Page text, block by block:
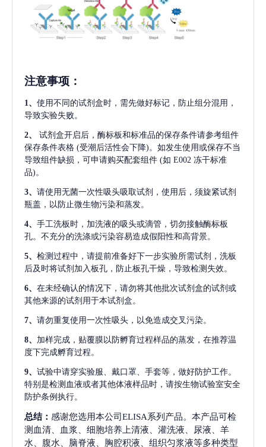
注意事项 ：
1、 使用不同的试剂盒时，需先做好标记，防止组分混用，
导致实验失败。
2、
试剂盒开启后，酶标板和标准品的保存条件请参考组件
保存条件表格 (受潮后活性会下降)。如发生使用或保存不当
导致组件缺损，可申请购买配套组件 (如 E002 冻干标准
品)。
3、 请使用无菌一次性吸头吸取试剂，使用后，须旋紧试剂
瓶盖，以防止微生物污染和蒸发。
4、 手工洗板时，加洗液的吸头或滴管，切勿接触酶标板
孔。不充分的洗涤或污染容易造成假阳性和高背景。
5、 检测过程中，请提前准备好下一步实验所需试剂，洗板
后及时将试剂加入板孔，防止板孔干燥，导致检测失效。
6、 在未经确认的情况下，请勿将其他批次试剂盒的试剂或
其他来源的试剂用于本试剂盒。
7、 请勿重复使用一次性吸头，以免造成交叉污染。
8、 加样完成，贴覆膜以防孵育过程样品的蒸发，在推荐温
度下完成孵育过程。
9、 试验中请穿实验服、戴口罩、手套等，做好防护工作。
特别是检测血液或者其他体液样品时，请按生物试验室安全
防护条例执行。
总结： 感谢您选用本公司ELISA系列产品。本产品可检
测血清、血浆、细胞培养上清液、灌洗液、尿液、羊
水、腹水、脑脊液、胸腔积液、组织匀浆液等多种类型